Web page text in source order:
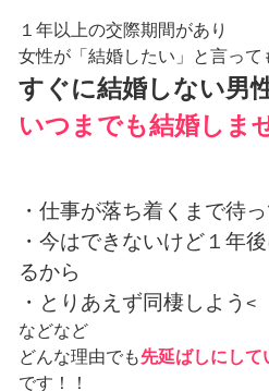
１年以上の交際期間があり
女性が「結婚したい」と言って
すぐに結婚しない男
いつまでも結婚しま
・仕事が落ち着くまで待
・今はできないけど１年
るから
・とりあえず同棲しよう <
などなど
どんな理由でも先延ばしにして
です！！